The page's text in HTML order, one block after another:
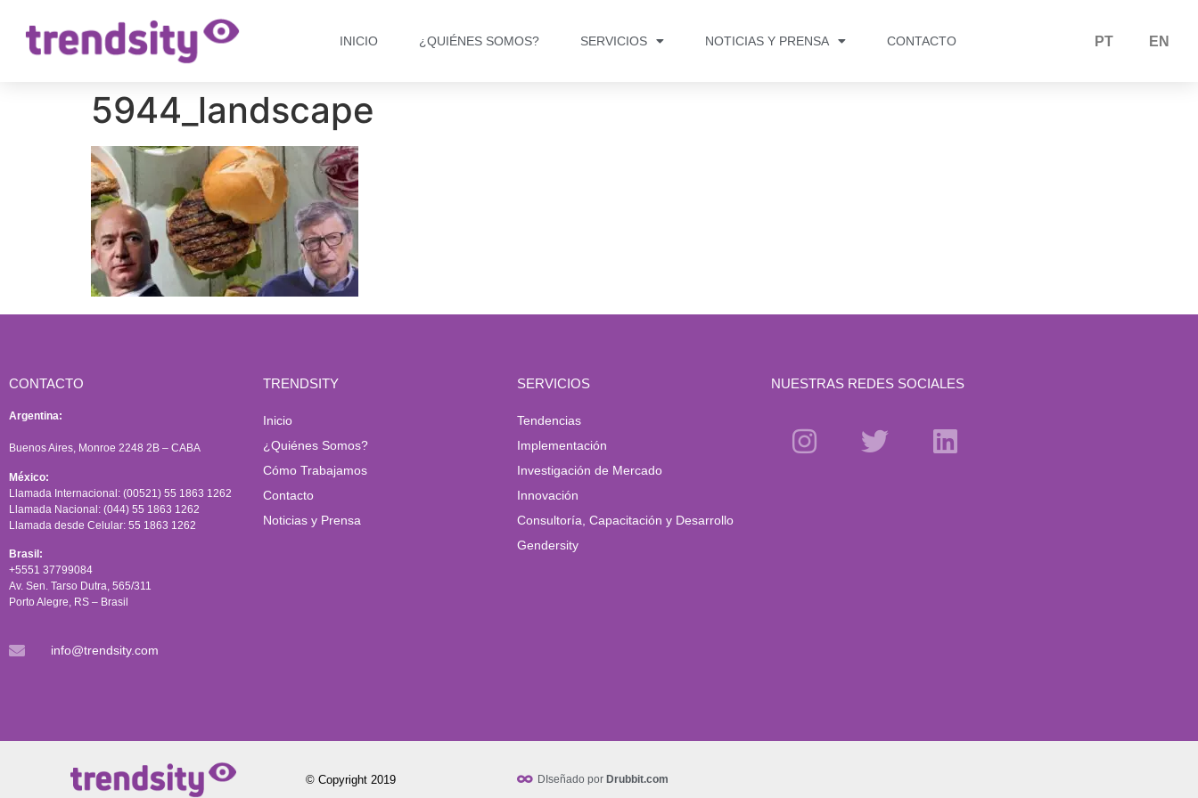
INICIO ¿QUIÉNES SOMOS? SERVICIOS NOTICIAS Y PRENSA CONTACTO PT EN
5944_landscape
CONTACTO
Argentina:
Buenos Aires, Monroe 2248 2B – CABA
México:
Llamada Internacional: (00521) 55 1863 1262
Llamada Nacional: (044) 55 1863 1262
Llamada desde Celular: 55 1863 1262
Brasil:
+5551 37799084
Av. Sen. Tarso Dutra, 565/311
Porto Alegre, RS – Brasil
info@trendsity.com
TRENDSITY
Inicio
¿Quiénes Somos?
Cómo Trabajamos
Contacto
Noticias y Prensa
SERVICIOS
Tendencias
Implementación
Investigación de Mercado
Innovación
Consultoría, Capacitación y Desarrollo
Gendersity
NUESTRAS REDES SOCIALES
© Copyright 2019 DIseñado por Drubbit.com